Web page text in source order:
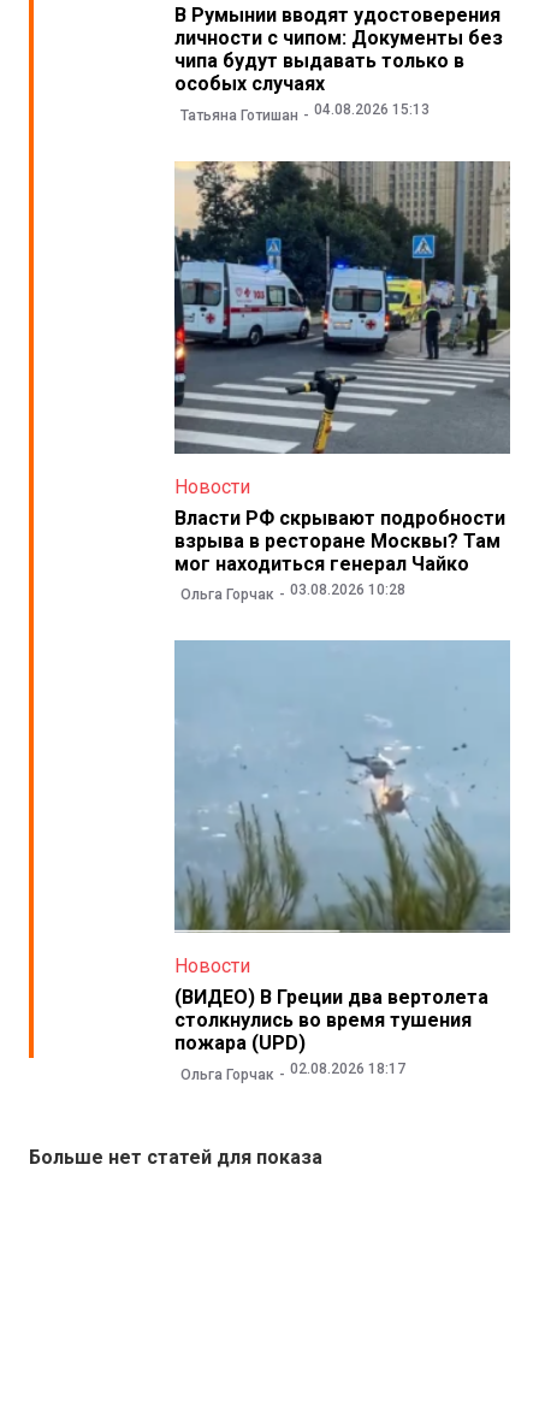
В Румынии вводят удостоверения
личности с чипом: Документы без
чипа будут выдавать только в
особых случаях
Татьяна Готишан 04.08.2026 15:13
Новости
Власти РФ скрывают подробности
взрыва в ресторане Москвы? Там
мог находиться генерал Чайко
Ольга Горчак 03.08.2026 10:28
Новости
(ВИДЕО) В Греции два вертолета
столкнулись во время тушения
пожара (UPD)
Ольга Горчак 02.08.2026 18:17
Больше нет статей для показа